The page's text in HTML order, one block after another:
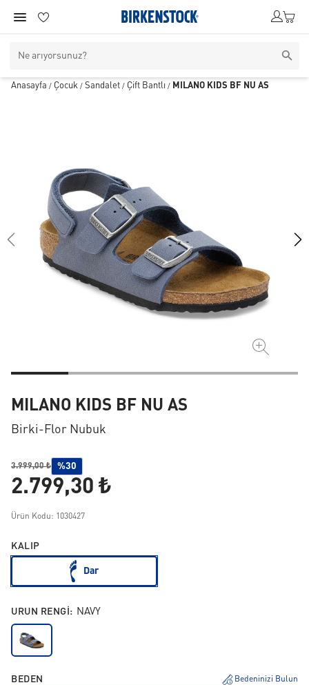
Anasayfa / Çocuk / Sandalet / Çift Bantlı / MILANO KIDS BF NU AS
MILANO KIDS BF NU AS
Birki-Flor Nubuk
3.999,00 ₺ %30
2.799,30 ₺
Ürün Kodu: 1030427
KALIP
Dar
URUN RENGI: NAVY
BEDEN Bedeninizi Bulun